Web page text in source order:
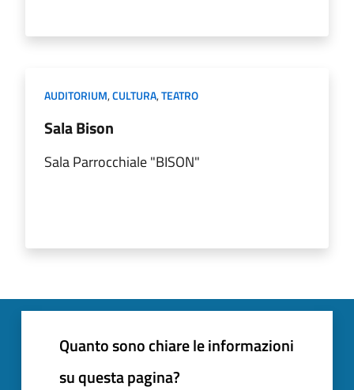
AUDITORIUM,CULTURA,TEATRO
Sala Bison
Sala Parrocchiale "BISON"
Quanto sono chiare le informazioni
su questa pagina?